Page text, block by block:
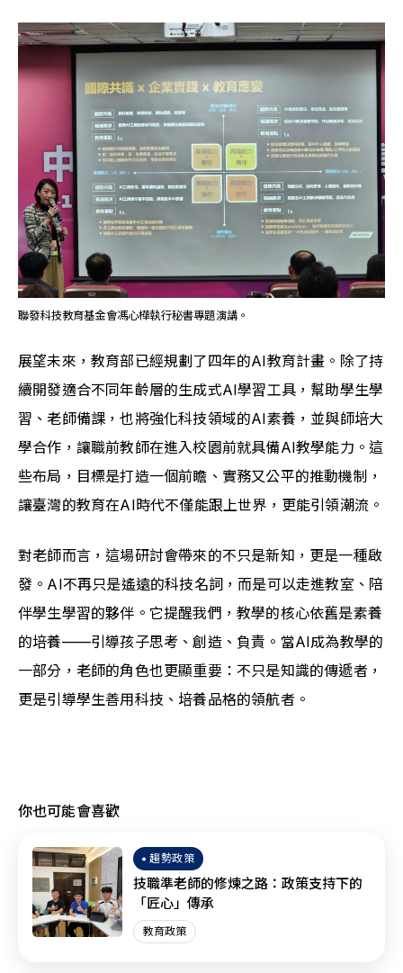
聯發科技教育基金會馮心樺執行秘書專題演講。
展望未來，教育部已經規劃了四年的AI教育計畫。除了持
續開發適合不同年齡層的生成式AI學習工具，幫助學生學
習、老師備課，也將強化科技領域的AI素養，並與師培大
學合作，讓職前教師在進入校園前就具備AI教學能力。這
些布局，目標是打造一個前瞻、實務又公平的推動機制，
讓臺灣的教育在AI時代不僅能跟上世界，更能引領潮流。
對老師而言，這場研討會帶來的不只是新知，更是一種啟
發。AI不再只是遙遠的科技名詞，而是可以走進教室、陪
伴學生學習的夥伴。它提醒我們，教學的核心依舊是素養
的培養——引導孩子思考、創造、負責。當AI成為教學的
一部分，老師的角色也更顯重要：不只是知識的傳遞者，
更是引導學生善用科技、培養品格的領航者。
你也可能會喜歡
趨勢政策
技職準老師的修煉之路：政策支持下的
「匠心」傳承
教育政策